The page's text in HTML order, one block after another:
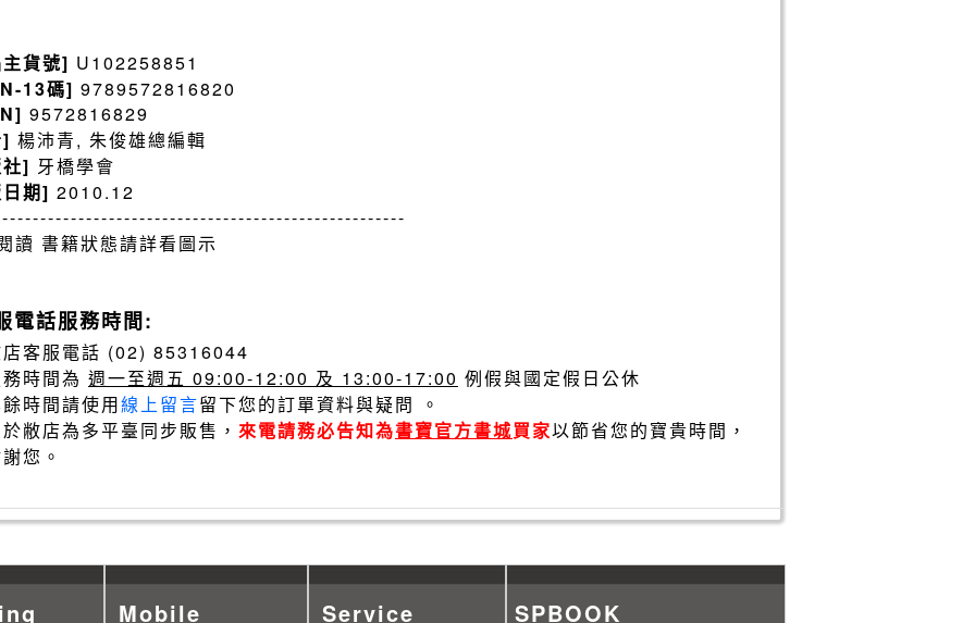
貨號] U102258851
13碼] 9789572816820
9572816829
楊沛青, 朱俊雄總編輯
] 牙橋學會
期] 2010.12
讀 書籍狀態請詳看圖示
電話服務時間:
客服電話 (02) 85316044
時間為 週一至週五 09:00-12:00 及 13:00-17:00 例假與國定假日公休
時間請使用線上留言留下您的訂單資料與疑問 。
敝店為多平臺同步販售， 來電請務必告知為書寶官方書城買家以節省您的寶貴時間，
您。
Mobile Service SPBOOK